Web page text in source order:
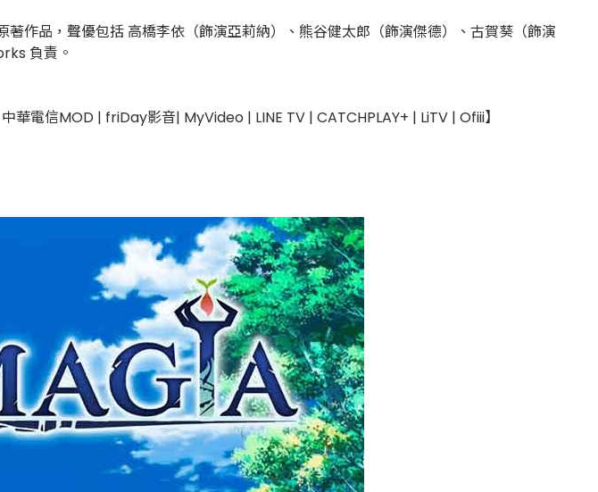
作品，聲優包括 高橋李依（飾演亞莉納）、熊谷健太郎（飾演傑德）、古賀葵（飾演
負責。
電信MOD | friDay影音| MyVideo | LINE TV | CATCHPLAY+ | LiTV | Ofiii】